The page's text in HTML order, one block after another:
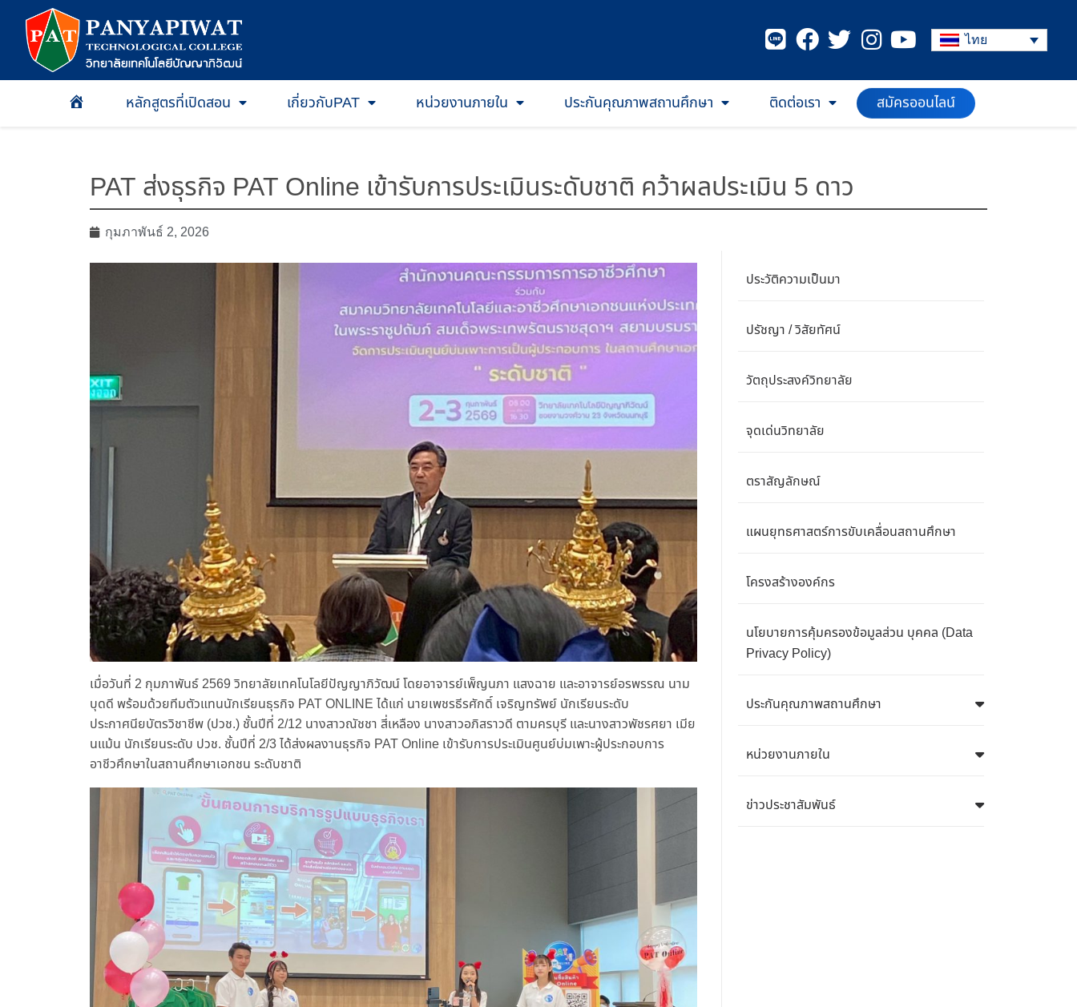
ไทย
หน้าเเรก
หลักสูตรที่เปิดสอน เกี่ยวกับPAT หน่วยงานภายใน ประกันคุณภาพสถานศึกษา ติดต่อเรา สมัครออนไลน์
PAT ส่งธุรกิจ PAT Online เข้ารับการประเมินระดับชาติ คว้าผลประเมิน 5 ดาว
กุมภาพันธ์ 2, 2026
เมื่อวันที่ 2 กุมภาพันธ์ 2569 วิทยาลัยเทคโนโลยีปัญญาภิวัฒน์ โดยอาจารย์เพ็ญนภา แสงฉาย และอาจารย์อรพรรณ นาม
บุดดี พร้อมด้วยทีมตัวแทนนักเรียนธุรกิจ PAT ONLINE ได้แก่ นายเพชรธีรศักดิ์ เจริญทรัพย์ นักเรียนระดับ
ประกาศนียบัตรวิชาชีพ (ปวช.) ชั้นปีที่ 2/12 นางสาวณัชชา สี่เหลือง นางสาวอภิสราวดี ตามครบุรี และนางสาวพัชรศยา เมีย
นแม้น นักเรียนระดับ ปวช. ชั้นปีที่ 2/3 ได้ส่งผลงานธุรกิจ PAT Online เข้ารับการประเมินศูนย์บ่มเพาะผู้ประกอบการ
อาชีวศึกษาในสถานศึกษาเอกชน ระดับชาติ
ประวัติความเป็นมา
ปรัชญา / วิสัยทัศน์
วัตถุประสงค์วิทยาลัย
จุดเด่นวิทยาลัย
ตราสัญลักษณ์
แผนยุทธศาสตร์การขับเคลื่อนสถานศึกษา
โครงสร้างองค์กร
นโยบายการคุ้มครองข้อมูลส่วน บุคคล (Data
Privacy Policy)
ประกันคุณภาพสถานศึกษา
หน่วยงานภายใน
ข่าวประชาสัมพันธ์